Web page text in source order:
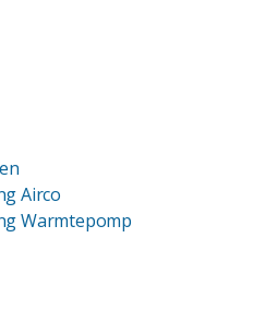
Airco
Warmtepomp